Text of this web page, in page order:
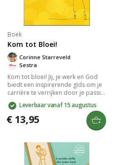
Boek
Kom tot Bloei!
Sestra
Corinne Starreveld
Kom tot bloei! Jij, je werk en God
biedt een inspirerende gids om je
carrière te verrijken door je passie
te vinden en je unieke talenten in te
zetten. Corinne Starreveld deelt
persoonlijke verhalen over stress,
ambitie, emoties en meer, met
praktische tests die je loopbaan
begeleiden.
Leverbaar vanaf 15 augustus
€ 13,95